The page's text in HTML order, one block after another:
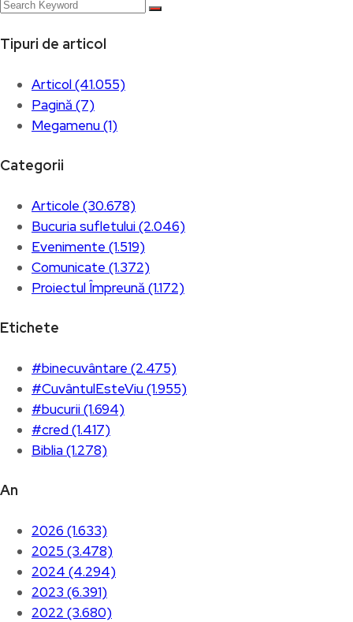
Tipuri de articol
Articol (41.055)
Pagină (7)
Megamenu (1)
Categorii
Articole (30.678)
Bucuria sufletului (2.046)
Evenimente (1.519)
Comunicate (1.372)
Proiectul Împreună (1.172)
Etichete
#binecuvântare (2.475)
#CuvântulEsteViu (1.955)
#bucurii (1.694)
#cred (1.417)
Biblia (1.278)
An
2026 (1.633)
2025 (3.478)
2024 (4.294)
2023 (6.391)
2022 (3.680)